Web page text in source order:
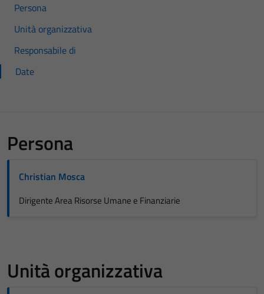
Persona
Unità organizzativa
Responsabile di
Date
Persona
Christian Mosca
Dirigente Area Risorse Umane e Finanziarie
Unità organizzativa